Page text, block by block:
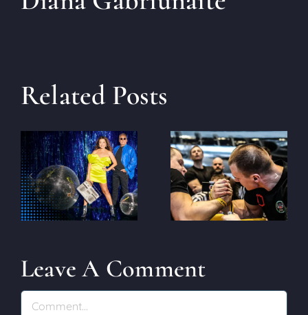
Related Posts
2025. gada
Lietuvas
nacionālais
čempionāts
roku locīšanā
Sandra un
Viktors
Leave A Comment